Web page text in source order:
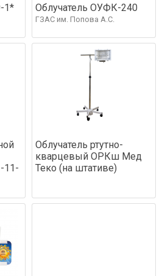
1* Облучатель ОУФК-240
ГЗАС им. Попова А.С.
11-
Облучатель ртутно-
кварцевый ОРКш Мед
Теко (на штативе)